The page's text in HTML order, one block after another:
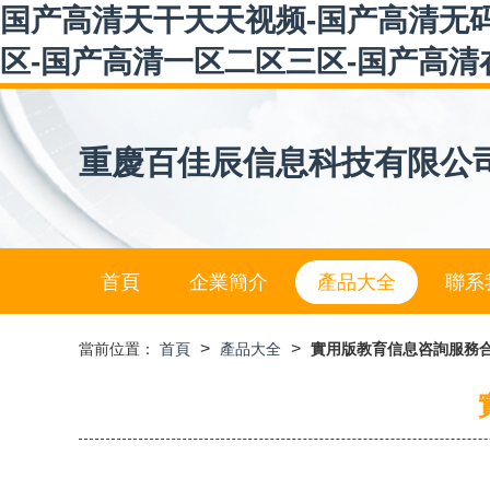
国产高清天干天天视频-国产高清
区-国产高清一区二区三区-国产高
重慶百佳辰信息科技有限公
首頁 企業簡介 產品大全 聯系
當前位置： 首頁 > 產品大全 > 實用版教育信息咨詢服務